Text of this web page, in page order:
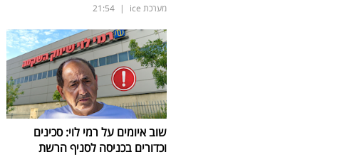
מערכת ice |
21:54
שוב איומים על רמי לוי: סכינים
וכדורים בכניסה לסניף הרשת